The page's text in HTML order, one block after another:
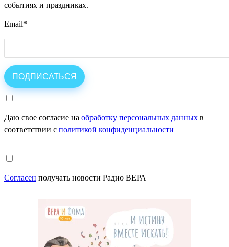
событиях и праздниках.
Email*
Даю свое согласие на обработку персональных данных в
соответствии с политикой конфиденциальности
Согласен получать новости Радио ВЕРА